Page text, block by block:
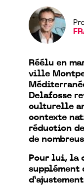
Réélu en
ville
Delafosse
culturelle
contexte
réduction
de
Pour lui, la
supplément